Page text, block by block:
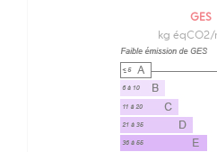
GES
kg éqCO2/